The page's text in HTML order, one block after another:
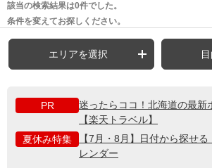
該当の検索結果は0件でした。
条件を変えてお探しください。
エリアを選択
PR
迷ったらココ！北海道の最新
【楽天トラベル】
夏休み特集
【7月・8月】日付から探せ
レンダー